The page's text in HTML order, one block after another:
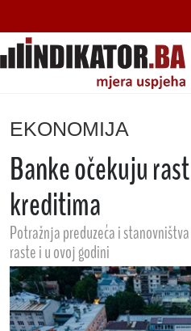
EKONOMIJA
Banke očekuju
kreditima
Potražnja preduzeća i
raste i u ovoj godini